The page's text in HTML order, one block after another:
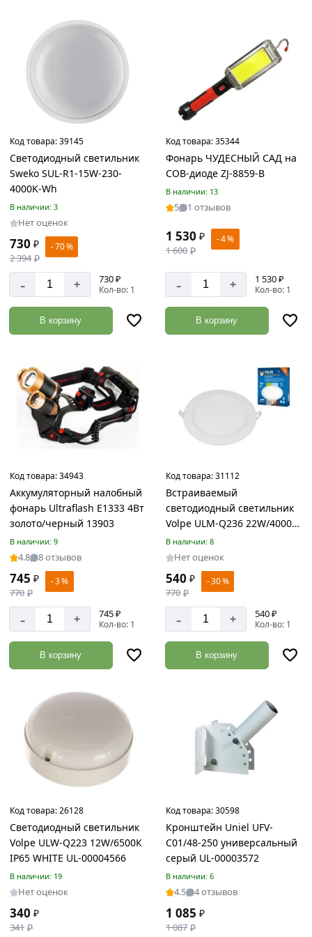
Тачка
садово-
акции:
10
Замки
Товаров
по
акции:
129
Тепловые
пушки
Товаров
по
акции:
Обогреватели
Товаров
3
Деревянные
конструкции
Товаров
по
Кровельные
материалы
Товаров
35
Профнастил
Товаров
акции:
18
Мягкая
Товаров
по
Водосточная
система
по
13
Вентиляция
для
кровли
по
Код товара:39145
Светодиодный светильник
Sweko SUL-R1-15W-230-
4000K-Wh
В наличии: 3
Нет оценок
730 ₽
2 394 ₽
- 70 %
- + 730 ₽
Кол-во: 1
В корзину
Код товара:35344
Фонарь ЧУДЕСНЫЙ САД на
COB-диоде ZJ-8859-B
В наличии: 13
5 1 отзывов
1 530 ₽
1 600 ₽
- 4 %
- + 1 530 ₽
Кол-во: 1
В корзину
Код товара:34943
Аккумуляторный налобный
фонарь Ultraflash E1333 4Вт
золото/черный 13903
В наличии: 9
4.8 8 отзывов
745 ₽
770 ₽
- 3 %
- + 745 ₽
Кол-во: 1
В корзину
Код товара:31112
Встраиваемый
светодиодный светильник
Volpe ULM-Q236 22W/4000K
WHITE UL-00004666
В наличии: 8
Нет оценок
540 ₽
770 ₽
- 30 %
- + 540 ₽
Кол-во: 1
В корзину
Код товара:26128
Светодиодный светильник
Volpe ULW-Q223 12W/6500К
IP65 WHITE UL-00004566
В наличии: 19
Нет оценок
340 ₽
341 ₽
Код товара:30598
Кронштейн Uniel UFV-
C01/48-250 универсальный
серый UL-00003572
В наличии: 6
4.5 4 отзывов
1 085 ₽
1 087 ₽